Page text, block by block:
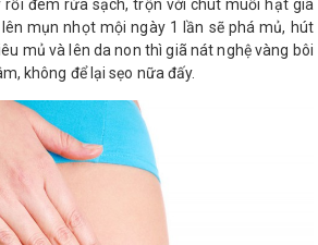
rồi đem rửa sạch, trộn với chút muối hạt giã
mụn nhọt mội ngày 1 lần sẽ phá mủ, hút
mủ và lên da non thì giã nát nghệ vàng bôi
không để lại sẹo nữa đấy.